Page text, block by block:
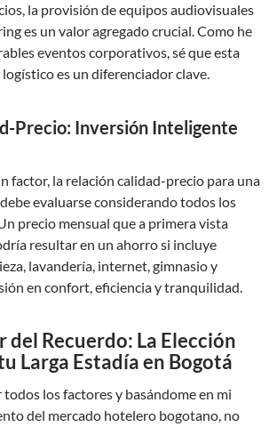
la provisión de equipos audiovisuales
es un valor agregado crucial. Como he
eventos corporativos, sé que esta
es un diferenciador clave.
Precio: Inversión Inteligente
factor, la relación calidad-precio para una
evaluarse considerando todos los
precio mensual que a primera vista
resultar en un ahorro si incluye
lavandería, internet, gimnasio y
en confort, eficiencia y tranquilidad.
Recuerdo: La Elección
Larga Estadía en Bogotá
todos los factores y basándome en mi
del mercado hotelero bogotano, no